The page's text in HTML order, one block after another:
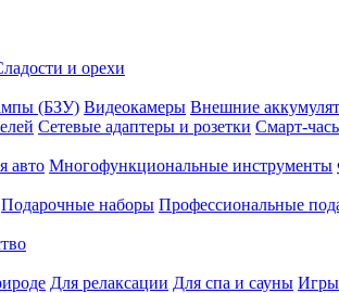
и орехи
(БЗУ) Видеокамеры Внешние
Сетевые адаптеры и розетки Смарт-
авто Многофункциональные инструменты
Подарочные наборы Профессиональные
Для релаксации Для спа и сауны Игры